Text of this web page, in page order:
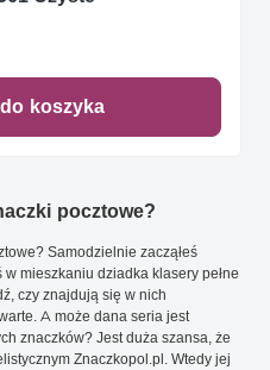
koszyka
pocztowe?
Samodzielnie zacząłeś
mieszkaniu dziadka klasery pełne
czy znajdują się w nich
A może dana seria jest
znaczków? Jest duża szansa, że
Znaczkopol.pl. Wtedy jej